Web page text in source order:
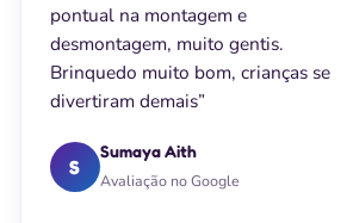
pontual na montagem e
desmontagem, muito gentis.
Brinquedo muito bom, crianças se
divertiram demais”
S
Sumaya Aith
Avaliação no Google